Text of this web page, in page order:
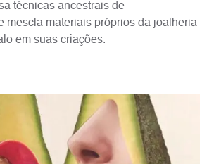
técnicas ancestrais de
mescla materiais próprios da joalheria
em suas criações.